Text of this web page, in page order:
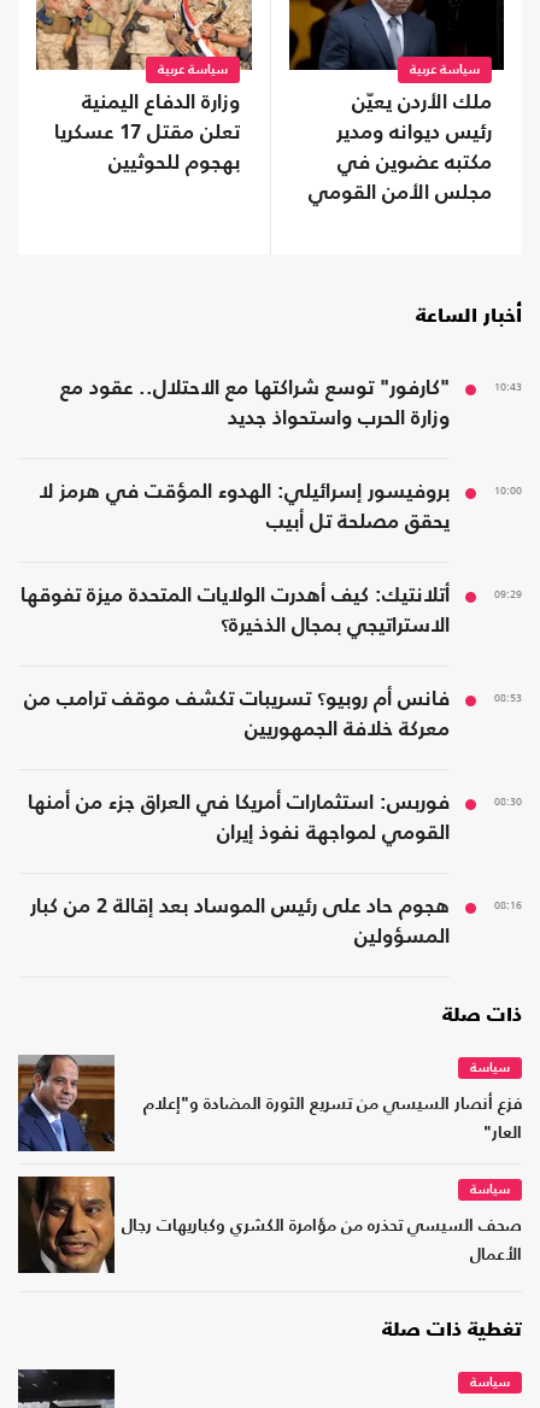
سياسة عربية
ملك الأردن يعيّن
رئيس ديوانه ومدير
مكتبه عضوين في
مجلس الأمن القومي
سياسة عربية
وزارة الدفاع اليمنية
تعلن مقتل 17 عسكريا
بهجوم للحوثيين
أخبار الساعة
10:43
"كارفور" توسع شراكتها مع الاحتلال.. عقود مع
وزارة الحرب واستحواذ جديد
10:00
بروفيسور إسرائيلي: الهدوء المؤقت في هرمز لا
يحقق مصلحة تل أبيب
09:29
أتلانتيك: كيف أهدرت الولايات المتحدة ميزة تفوقها
الاستراتيجي بمجال الذخيرة؟
08:53
فانس أم روبيو؟ تسريبات تكشف موقف ترامب من
معركة خلافة الجمهوريين
08:30
فوربس: استثمارات أمريكا في العراق جزء من أمنها
القومي لمواجهة نفوذ إيران
08:16
هجوم حاد على رئيس الموساد بعد إقالة 2 من كبار
المسؤولين
ذات صلة
سياسة
فزع أنصار السيسي من تسريع الثورة المضادة و"إعلام
العار"
سياسة
صحف السيسي تحذره من مؤامرة الكشري وكباريهات رجال
الأعمال
تغطية ذات صلة
سياسة